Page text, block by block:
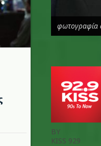
φωτογραφία
BY
KISS 929